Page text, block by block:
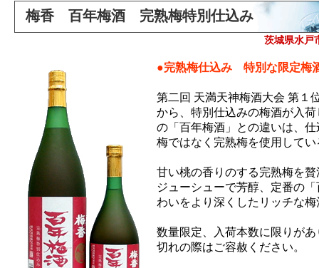
梅香 百年梅酒 完熟梅特別仕込み
茨城県水
●完熟梅仕込み 特別な限定梅
第二回 天満天神梅酒大会 第１
から、特別仕込みの梅酒が入
の「百年梅酒」との違いは、
梅ではなく完熟梅を使用して
甘い桃の香りのする完熟梅を
ジューシューで芳醇、定番の
わいをより深くしたリッチな
数量限定、入荷本数に限りが
切れの際はご容赦ください。